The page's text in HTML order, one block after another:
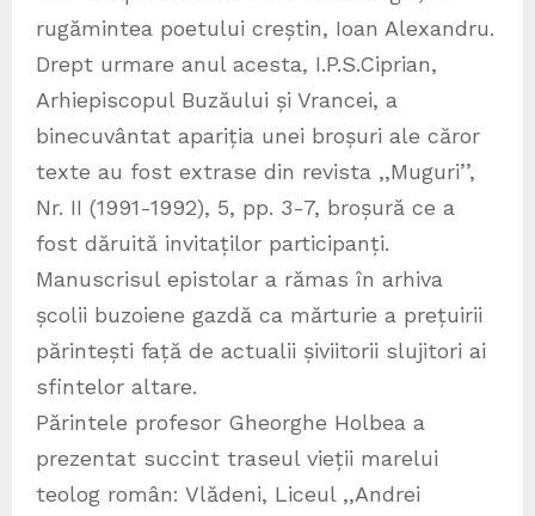
rugămintea poetului creștin, Ioan Alexandru.
Drept urmare anul acesta, I.P.S.Ciprian,
Arhiepiscopul Buzăului și Vrancei, a
binecuvântat apariția unei broșuri ale căror
texte au fost extrase din revista ,,Muguri’’,
Nr. II (1991-1992), 5, pp. 3-7, broșură ce a
fost dăruită invitaților participanți.
Manuscrisul epistolar a rămas în arhiva
școlii buzoiene gazdă ca mărturie a prețuirii
părintești față de actualii șiviitorii slujitori ai
sfintelor altare.
Părintele profesor Gheorghe Holbea a
prezentat succint traseul vieții marelui
teolog român: Vlădeni, Liceul ,,Andrei